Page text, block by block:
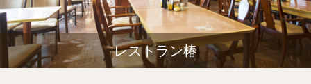
レストラン椿